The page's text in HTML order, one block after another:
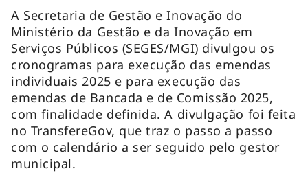
A Secretaria de Gestão e Inovação do
Ministério da Gestão e da Inovação em
Serviços Públicos (SEGES/MGI) divulgou os
cronogramas para execução das emendas
individuais 2025 e para execução das
emendas de Bancada e de Comissão 2025,
com finalidade definida. A divulgação foi feita
no TransfereGov, que traz o passo a passo
com o calendário a ser seguido pelo gestor
municipal.